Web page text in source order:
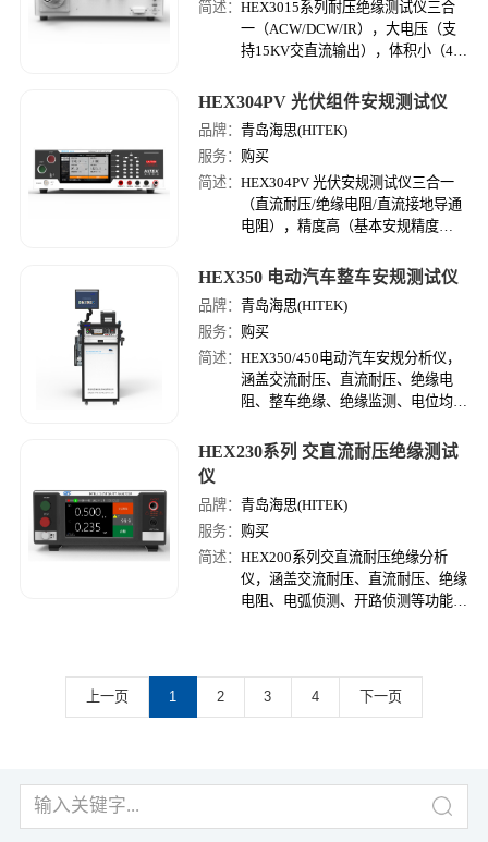
简述：HEX3015系列耐压绝缘测试仪三合
一（ACW/DCW/IR），大电压（支
持15KV交直流输出），体积小（4U
达到1%，绝缘量程可达10GΩ）。
HEX304PV 光伏组件安规测试仪
品牌：青岛海思(HITEK)
服务： 购买
简述：HEX304PV 光伏安规测试仪三合一
（直流耐压/绝缘电阻/直流接地导通
电阻），精度高（基本安规精度
0.05S，支持并行同步测试），容量
可达200GΩ）。
HEX350 电动汽车整车安规测试仪
品牌：青岛海思(HITEK)
服务： 购买
简述：HEX350/450电动汽车安规分析仪，
涵盖交流耐压、直流耐压、绝缘电
阻、整车绝缘、绝缘监测、电位均
体，大屏触控，易学易用，精准高
HEX230系列 交直流耐压绝缘测试
仪
品牌：青岛海思(HITEK)
服务： 购买
简述：HEX200系列交直流耐压绝缘分析
仪，涵盖交流耐压、直流耐压、绝缘
电阻、电弧侦测、开路侦测等功能于
上一页
1 2 3 4 下一页